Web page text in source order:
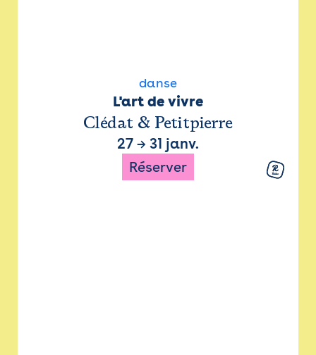
danse
L'art de vivre
Clédat & Petitpierre
27 → 31 janv.
Réserver